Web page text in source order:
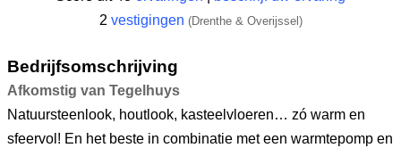
2 vestigingen (Drenthe & Overijssel)
Bedrijfsomschrijving
Afkomstig van Tegelhuys
Natuursteenlook, houtlook, kasteelvloeren… zó warm en
sfeervol! En het beste in combinatie met een warmtepomp en